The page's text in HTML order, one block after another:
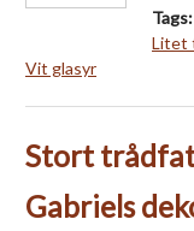
Tags:
Litet
Vit glasyr
Stort trådfat
Gabriels